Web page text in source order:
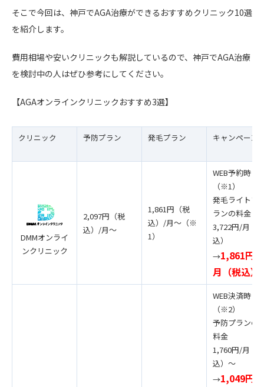
そこで今回は、神戸でAGA治療ができるおすすめクリニック10選
を紹介します。
費用相場や安いクリニックも解説しているので、神戸でAGA治療
を検討中の人はぜひ参考にしてください。
【AGAオンラインクリニックおすすめ3選】
クリニック 予防プラン 発毛プラン キャンペーン
DMMオンライ
ンクリニック
2,097円（税
込）/月〜
1,861円（税
込）/月〜（※
1）
WEB予約時
（※1）
発毛ライトプ
ランの料金
3,722円/月（
込）
→1,861円/
月（税込）
WEB決済時
（※2）
予防プランの
料金
1,760円/月（
込）〜
→1,049円/